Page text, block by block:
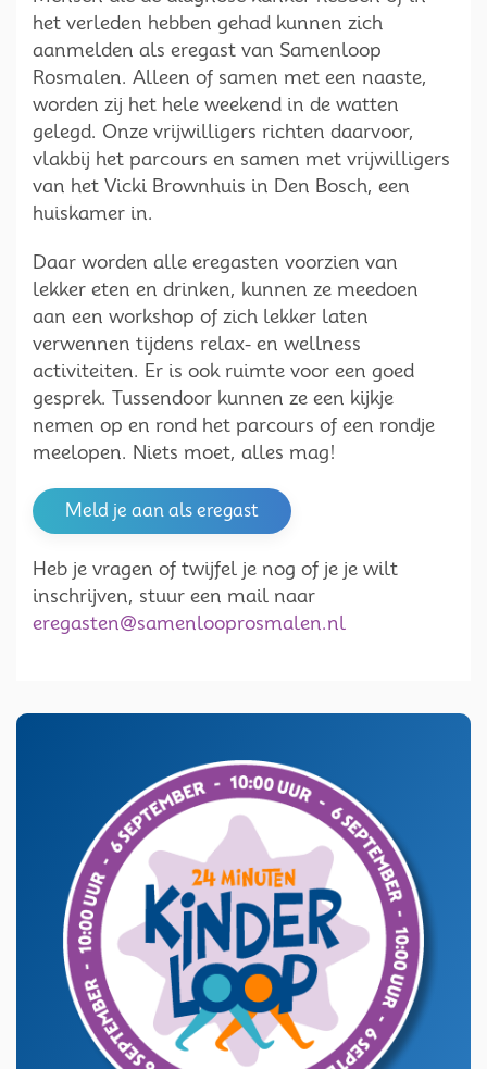
het verleden hebben gehad kunnen zich
aanmelden als eregast van Samenloop
Rosmalen. Alleen of samen met een naaste,
worden zij het hele weekend in de watten
gelegd. Onze vrijwilligers richten daarvoor,
vlakbij het parcours en samen met vrijwilligers
van het Vicki Brownhuis in Den Bosch, een
huiskamer in.
Daar worden alle eregasten voorzien van
lekker eten en drinken, kunnen ze meedoen
aan een workshop of zich lekker laten
verwennen tijdens relax- en wellness
activiteiten. Er is ook ruimte voor een goed
gesprek. Tussendoor kunnen ze een kijkje
nemen op en rond het parcours of een rondje
meelopen. Niets moet, alles mag!
Meld je aan als eregast
Heb je vragen of twijfel je nog of je je wilt
inschrijven, stuur een mail naar
eregasten@samenlooprosmalen.nl